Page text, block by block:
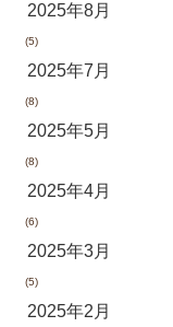
2025年8月
(5)
2025年7月
(8)
2025年5月
(8)
2025年4月
(6)
2025年3月
(5)
2025年2月